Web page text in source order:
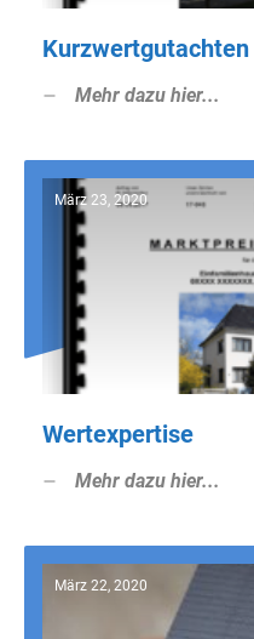
Kurzwertgutachten
Mehr dazu hier...
März 23, 2020
Wertexpertise
Mehr dazu hier...
März 22, 2020